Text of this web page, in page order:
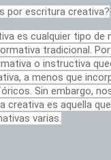
por escritura creativa?
es cualquier tipo de
tradicional.
o instructiva
a menos que
Sin embargo,
creativa es aquella
varias.